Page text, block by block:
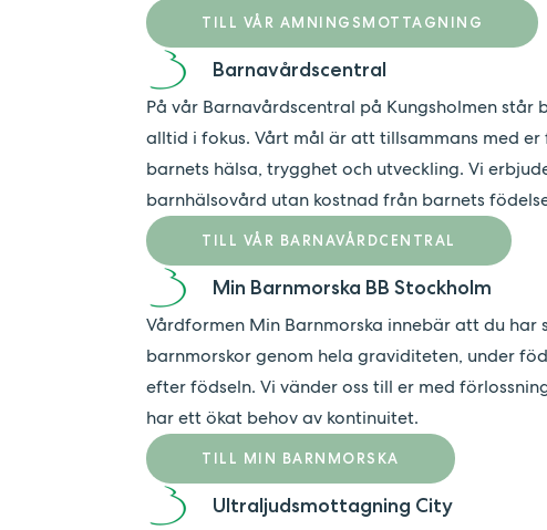
TILL VÅR AMNINGSMOTTAGNING
Barnavårdscentral
På vår Barnavårdscentral på Kungsholmen står
alltid i fokus. Vårt mål är att tillsammans med
barnets hälsa, trygghet och utveckling. Vi
barnhälsovård utan kostnad från barnets
TILL VÅR BARNAVÅRDCENTRAL
Min Barnmorska BB Stockholm
Vårdformen Min Barnmorska innebär att du har
barnmorskor genom hela graviditeten, under
efter födseln. Vi vänder oss till er med
har ett ökat behov av kontinuitet.
TILL MIN BARNMORSKA
Ultraljudsmottagning City